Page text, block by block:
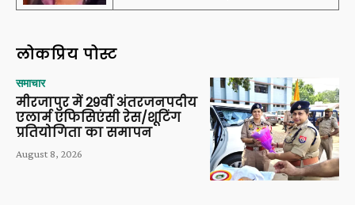
लोकप्रिय पोस्ट
समाचार
मीरजापुर में 29वीं अंतरजनपदीय
एलार्म एफिसिएंसी रेस/शूटिंग
प्रतियोगिता का समापन
August 8, 2026